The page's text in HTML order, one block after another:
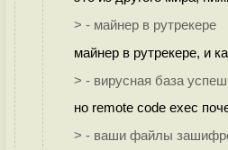
> - майнер в рутрекере
майнер в рутрекере, и
> - вирусная база
но remote code exec
> - ваши файлы